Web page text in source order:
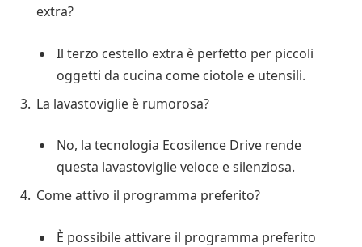
extra?
Il terzo cestello extra è perfetto per piccoli
oggetti da cucina come ciotole e utensili.
La lavastoviglie è rumorosa?
No, la tecnologia Ecosilence Drive rende
questa lavastoviglie veloce e silenziosa.
Come attivo il programma preferito?
È possibile attivare il programma preferito